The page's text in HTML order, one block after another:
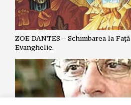
ZOE DANTES – Schimbarea la
Evanghelie.